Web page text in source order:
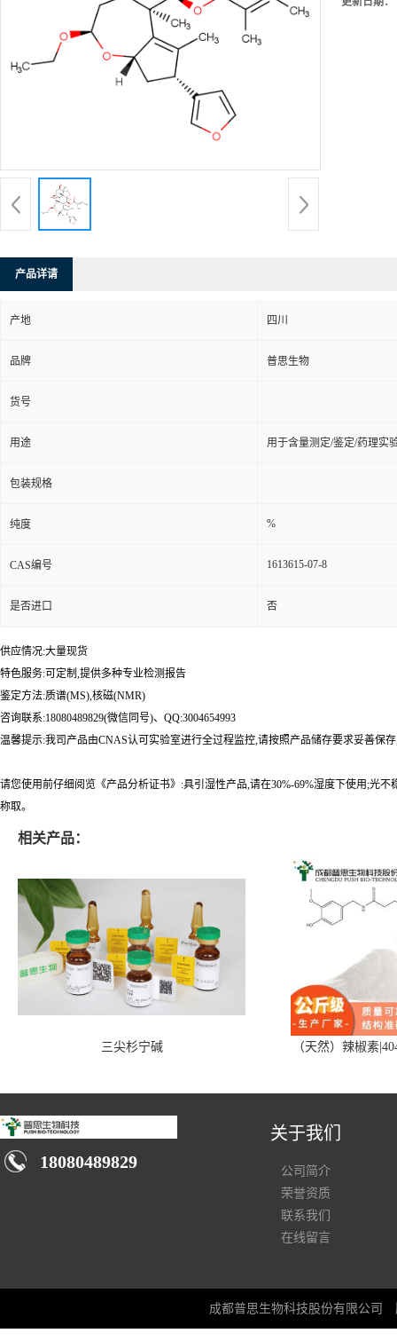
产品详请
产地 四川
品牌 普思生物
货号
用途 用于含量测定/鉴定/药理实
包装规格
纯度 %
CAS编号 1613615-07-8
是否进口 否
供应情况:大量现货
特色服务:可定制,提供多种专业检测报告
鉴定方法:质谱(MS),核磁(NMR)
咨询联系:18080489829(微信同号)、QQ:3004654993
温馨提示:我司产品由CNAS认可实验室进行全过程监控,请按照产品储存要求妥善保
请您使用前仔细阅览《产品分析证书》:具引湿性产品,请在30%-69%湿度下使用;光
称取。
相关产品：
三尖杉宁碱 （天然）辣椒素
18080489829
关于我们
公司简介
荣誉资质
联系我们
在线留言
成都普思生物科技股份有限公司